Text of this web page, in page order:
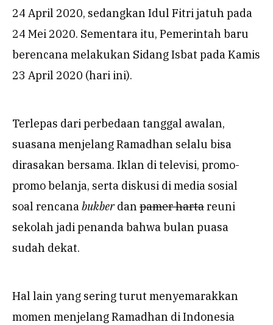
24 April 2020, sedangkan Idul Fitri jatuh pada
24 Mei 2020. Sementara itu, Pemerintah baru
berencana melakukan Sidang Isbat pada Kamis
23 April 2020 (hari ini).
Terlepas dari perbedaan tanggal awalan,
suasana menjelang Ramadhan selalu bisa
dirasakan bersama. Iklan di televisi, promo-
promo belanja, serta diskusi di media sosial
soal rencanabukberdan pamer hartareuni
sekolah jadi penanda bahwa bulan puasa
sudah dekat.
Hal lain yang sering turut menyemarakkan
momen menjelang Ramadhan di Indonesia